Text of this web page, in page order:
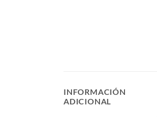
INFORMACIÓN
ADICIONAL